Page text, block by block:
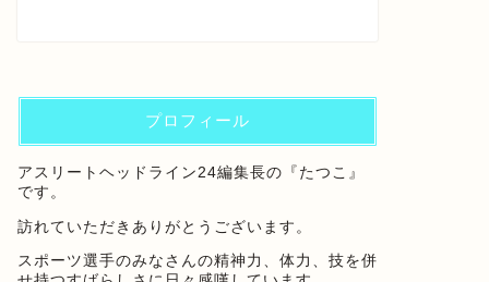
プロフィール
アスリートヘッドライン24編集長の『たつこ』
です。
訪れていただきありがとうございます。
スポーツ選手のみなさんの精神力、体力、技を併